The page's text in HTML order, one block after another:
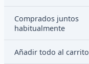
Comprados juntos
habitualmente
Añadir todo al carrito